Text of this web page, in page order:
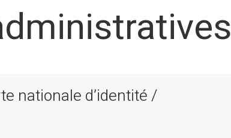
nationale d’identité /